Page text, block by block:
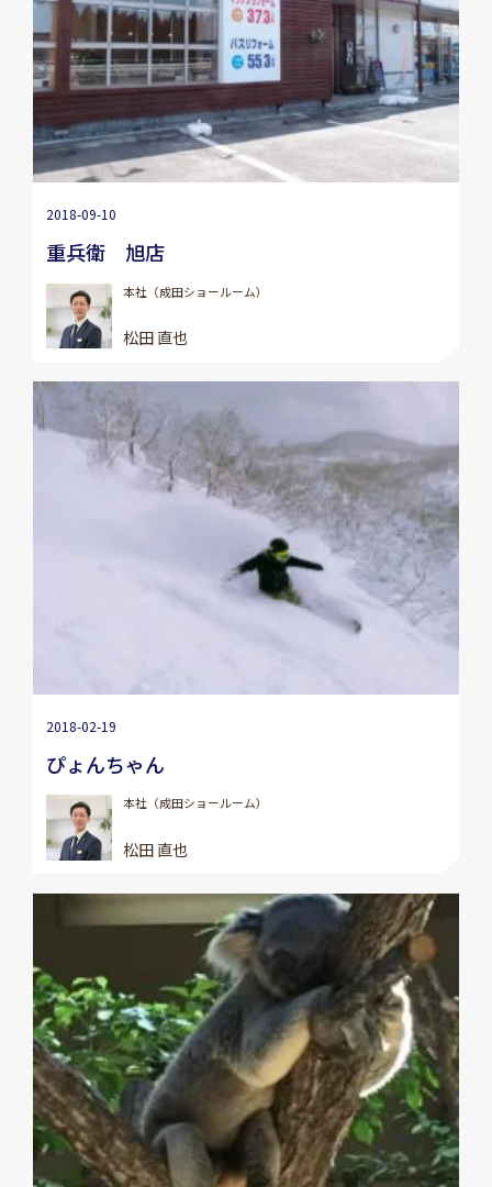
2018-09-10
重兵衛 旭店
本社（成田ショールーム）
松田 直也
2018-02-19
ぴょんちゃん
本社（成田ショールーム）
松田 直也